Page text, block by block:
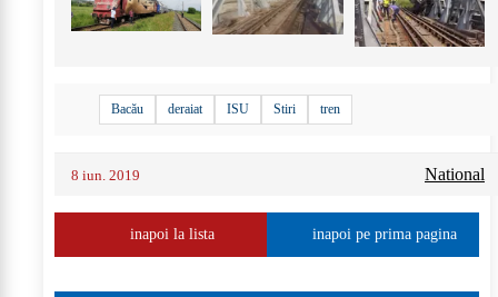
Bacău deraiat ISU Stiri tren
8 iun. 2019 National
inapoi la lista inapoi pe prima pagina